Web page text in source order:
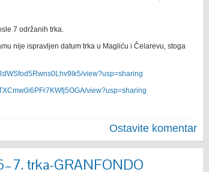
7 održanih trka.
nije ispravljen datum trka u Magliću i Čelarevu, stoga
view?usp=sharing
view?usp=sharing
Ostavite komentar
trka-GRANFONDO